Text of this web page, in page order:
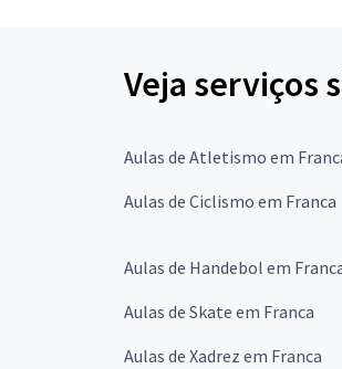
Veja serviços
Aulas de Atletismo em
Aulas de Ciclismo em Franca
Aulas de Handebol em
Aulas de Skate em Franca
Aulas de Xadrez em Franca